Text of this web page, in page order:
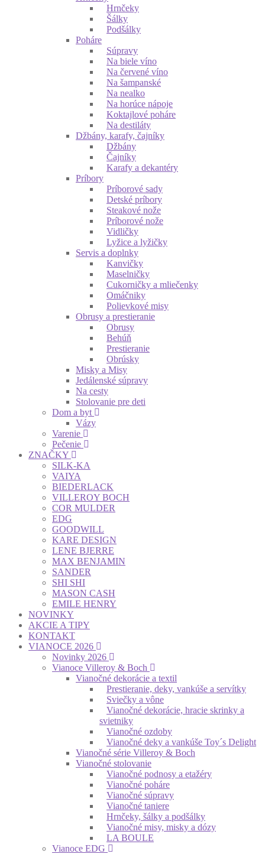
Hrnčeky
Šálky
Podšálky
Poháre
Súpravy
Na biele víno
Na červené víno
Na šampanské
Na nealko
Na horúce nápoje
Koktajlové poháre
Na destiláty
Džbány, karafy, čajníky
Džbány
Čajníky
Karafy a dekantéry
Príbory
Príborové sady
Detské príbory
Steakové nože
Príborové nože
Vidličky
Lyžice a lyžičky
Servis a doplnky
Kanvičky
Maselničky
Cukorničky a mliečenky
Omáčniky
Polievkové misy
Obrusy a prestieranie
Obrusy
Behúň
Prestieranie
Obrúsky
Misky a Misy
Jedálenské súpravy
Na cesty
Stolovanie pre deti
Dom a byt
Vázy
Varenie
Pečenie
ZNAČKY
SILK-KA
VAIYA
BIEDERLACK
VILLEROY BOCH
COR MULDER
EDG
GOODWILL
KARE DESIGN
LENE BJERRE
MAX BENJAMIN
SANDER
SHI SHI
MASON CASH
EMILE HENRY
NOVINKY
AKCIE A TIPY
KONTAKT
VIANOCE 2026
Novinky 2026
Vianoce Villeroy & Boch
Vianočné dekorácie a textil
Prestieranie, deky, vankúše a servítky
Sviečky a vône
Vianočné dekorácie, hracie skrinky a
svietniky
Vianočné ozdoby
Vianočné deky a vankúše Toy´s Delight
Vianočné série Villeroy & Boch
Vianočné stolovanie
Vianočné podnosy a etažéry
Vianočné poháre
Vianočné súpravy
Vianočné taniere
Hrnčeky, šálky a podšálky
Vianočné misy, misky a dózy
LA BOULE
Vianoce EDG